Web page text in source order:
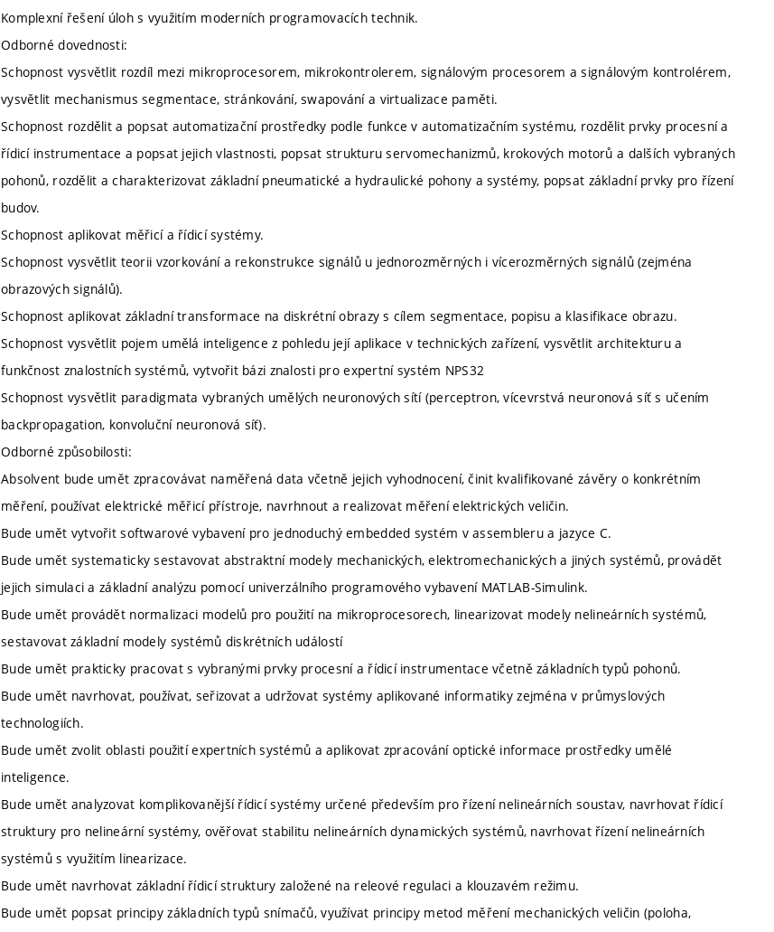
Komplexní řešení úloh s využitím moderních programovacích technik.
Odborné dovednosti:
Schopnost vysvětlit rozdíl mezi mikroprocesorem, mikrokontrolerem, signálovým procesorem a signálovým kontrolérem,
vysvětlit mechanismus segmentace, stránkování, swapování a virtualizace paměti.
Schopnost rozdělit a popsat automatizační prostředky podle funkce v automatizačním systému, rozdělit prvky procesní a
řídicí instrumentace a popsat jejich vlastnosti, popsat strukturu servomechanizmů, krokových motorů a dalších vybraných
pohonů, rozdělit a charakterizovat základní pneumatické a hydraulické pohony a systémy, popsat základní prvky pro řízení
budov.
Schopnost aplikovat měřicí a řídicí systémy.
Schopnost vysvětlit teorii vzorkování a rekonstrukce signálů u jednorozměrných i vícerozměrných signálů (zejména
obrazových signálů).
Schopnost aplikovat základní transformace na diskrétní obrazy s cílem segmentace, popisu a klasifikace obrazu.
Schopnost vysvětlit pojem umělá inteligence z pohledu její aplikace v technických zařízení, vysvětlit architekturu a
funkčnost znalostních systémů, vytvořit bázi znalosti pro expertní systém NPS32
Schopnost vysvětlit paradigmata vybraných umělých neuronových sítí (perceptron, vícevrstvá neuronová síť s učením
backpropagation, konvoluční neuronová síť).
Odborné způsobilosti:
Absolvent bude umět zpracovávat naměřená data včetně jejich vyhodnocení, činit kvalifikované závěry o konkrétním
měření, používat elektrické měřicí přístroje, navrhnout a realizovat měření elektrických veličin.
Bude umět vytvořit softwarové vybavení pro jednoduchý embedded systém v assembleru a jazyce C.
Bude umět systematicky sestavovat abstraktní modely mechanických, elektromechanických a jiných systémů, provádět
jejich simulaci a základní analýzu pomocí univerzálního programového vybavení MATLAB-Simulink.
Bude umět provádět normalizaci modelů pro použití na mikroprocesorech, linearizovat modely nelineárních systémů,
sestavovat základní modely systémů diskrétních událostí
Bude umět prakticky pracovat s vybranými prvky procesní a řídicí instrumentace včetně základních typů pohonů.
Bude umět navrhovat, používat, seřizovat a udržovat systémy aplikované informatiky zejména v průmyslových
technologiích.
Bude umět zvolit oblasti použití expertních systémů a aplikovat zpracování optické informace prostředky umělé
inteligence.
Bude umět analyzovat komplikovanější řídicí systémy určené především pro řízení nelineárních soustav, navrhovat řídicí
struktury pro nelineární systémy, ověřovat stabilitu nelineárních dynamických systémů, navrhovat řízení nelineárních
systémů s využitím linearizace.
Bude umět navrhovat základní řídicí struktury založené na releové regulaci a klouzavém režimu.
Bude umět popsat principy základních typů snímačů, využívat principy metod měření mechanických veličin (poloha,